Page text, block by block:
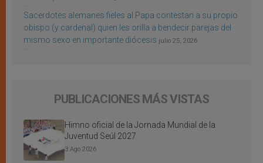
Sacerdotes alemanes fieles al Papa contestan a su propio
obispo (y cardenal) quien les orilla a bendecir parejas del
mismo sexo en importante diócesis julio 25, 2026
PUBLICACIONES MÁS VISTAS
Himno oficial de la Jornada Mundial de la
Juventud Seúl 2027
3 Ago 2026